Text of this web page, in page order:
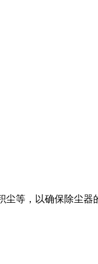
等，以确保除尘